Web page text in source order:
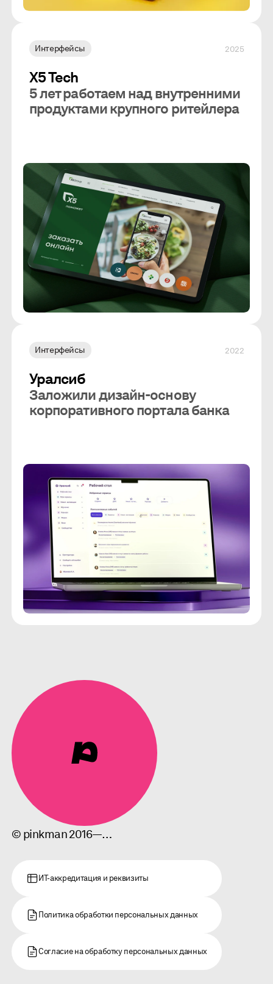
Интерфейсы 2025
X5 Tech
5 лет работаем над внутренними
продуктами крупного ритейлера
Интерфейсы 2022
Уралсиб
Заложили дизайн-основу
корпоративного портала банка
© pinkman 2016—…
ИТ-аккредитация и реквизиты
Политика обработки персональных данных
Согласие на обработку персональных данных